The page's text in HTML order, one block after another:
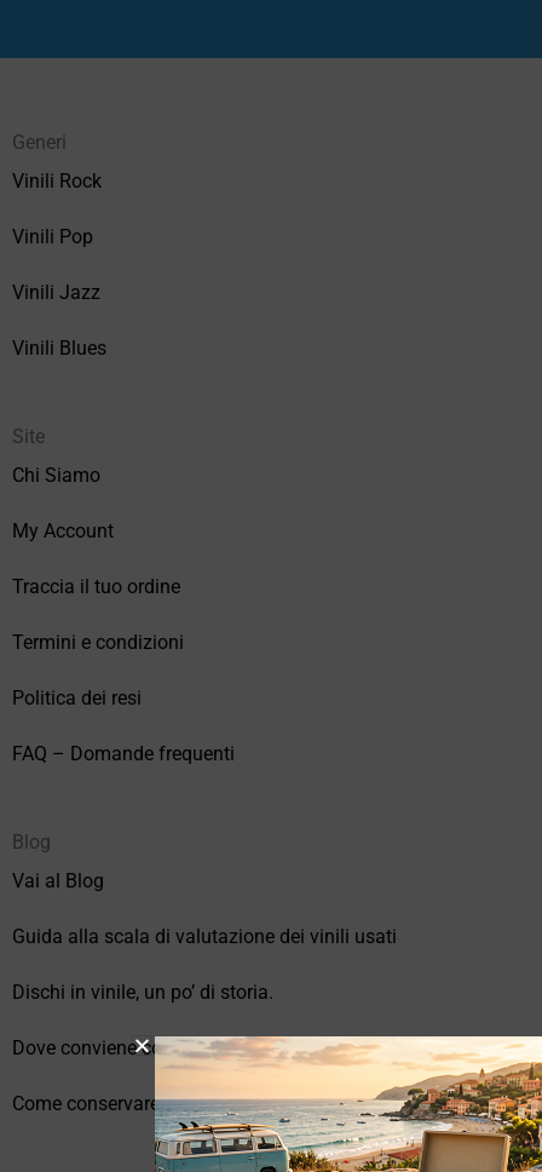
Generi
Vinili Rock
Vinili Pop
Vinili Jazz
Vinili Blues
Site
Chi Siamo
My Account
Traccia il tuo ordine
Termini e condizioni
Politica dei resi
FAQ – Domande frequenti
Blog
Vai al Blog
Guida alla scala di valutazione dei vinili usati
Dischi in vinile, un po’ di storia.
Dove conviene comprare vinili online?
Come conservare correttamente i vinili usati